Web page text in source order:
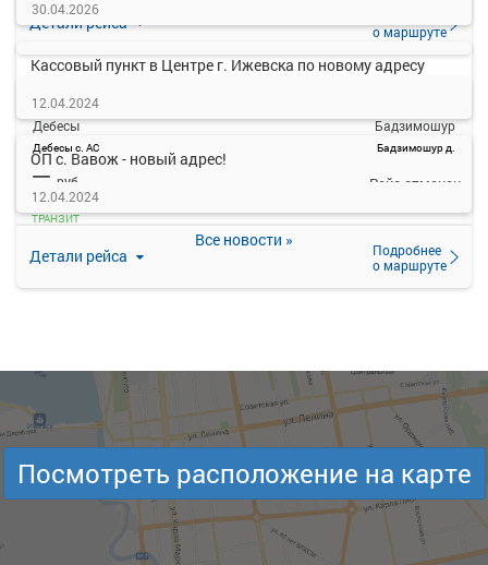
Детали рейса
о маршруте
16:45
Дебесы
Дебесы с. АС
Бадзимошур
Бадзимошур д.
Детали рейса
Подробнее
о маршруте
— руб.
ТРАНЗИТ
Рейс отменен
30.04.2026
Кассовый пункт в Центре г. Ижевска по новому адресу
12.04.2024
ОП с. Вавож - новый адрес!
12.04.2024
Все новости »
Посмотреть расположение на карте